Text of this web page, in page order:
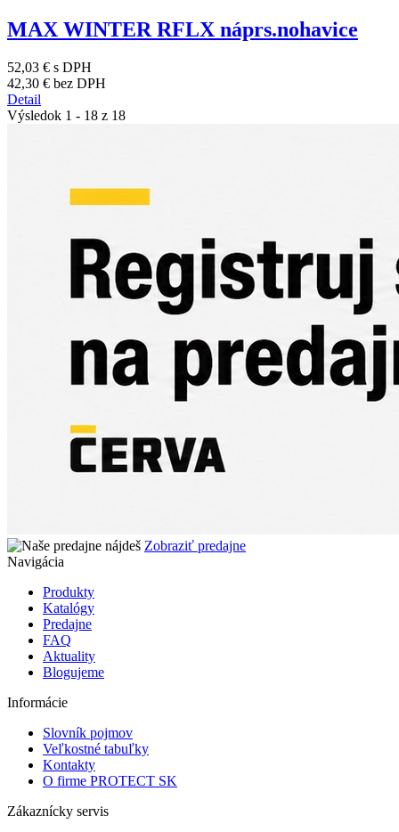
MAX WINTER RFLX náprs.nohavice
52,03 € s DPH
42,30 € bez DPH
Detail
Výsledok 1 - 18 z 18
Zobraziť predajne
Navigácia
Produkty
Katalógy
Predajne
FAQ
Aktuality
Blogujeme
Informácie
Slovník pojmov
Veľkostné tabuľky
Kontakty
O firme PROTECT SK
Zákaznícky servis